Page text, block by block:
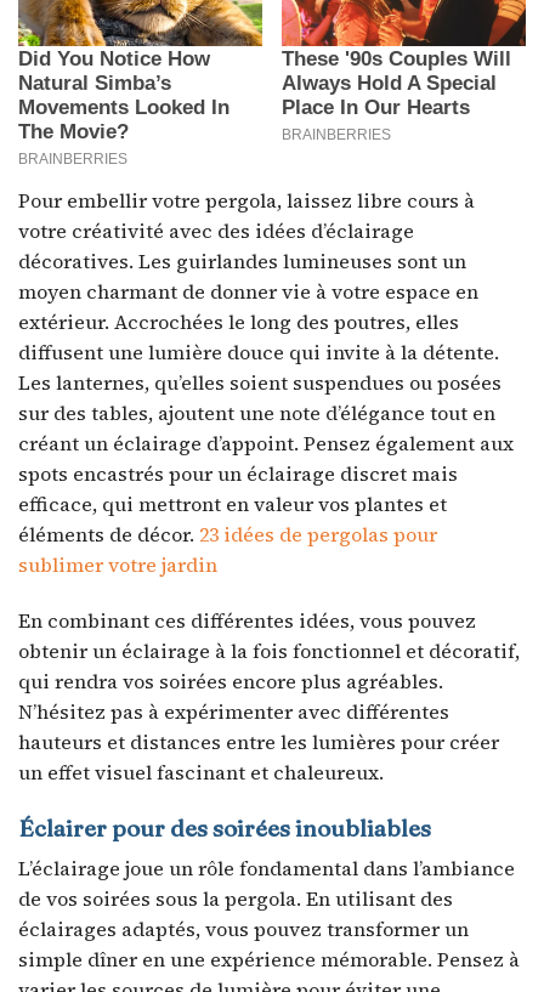
Pour embellir votre pergola, laissez libre cours à
votre créativité avec des idées d’éclairage
décoratives. Les guirlandes lumineuses sont un
moyen charmant de donner vie à votre espace en
extérieur. Accrochées le long des poutres, elles
diffusent une lumière douce qui invite à la détente.
Les lanternes, qu’elles soient suspendues ou posées
sur des tables, ajoutent une note d’élégance tout en
créant un éclairage d’appoint. Pensez également aux
spots encastrés pour un éclairage discret mais
efficace, qui mettront en valeur vos plantes et
éléments de décor. 23 idées de pergolas pour
sublimer votre jardin
En combinant ces différentes idées, vous pouvez
obtenir un éclairage à la fois fonctionnel et décoratif,
qui rendra vos soirées encore plus agréables.
N’hésitez pas à expérimenter avec différentes
hauteurs et distances entre les lumières pour créer
un effet visuel fascinant et chaleureux.
Éclairer pour des soirées inoubliables
L’éclairage joue un rôle fondamental dans l’ambiance
de vos soirées sous la pergola. En utilisant des
éclairages adaptés, vous pouvez transformer un
simple dîner en une expérience mémorable. Pensez à